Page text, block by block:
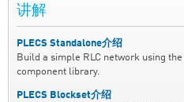
讲解
PLECS Standalone介绍
Build a simple RLC network using
component library.
PLECS Blockset介绍